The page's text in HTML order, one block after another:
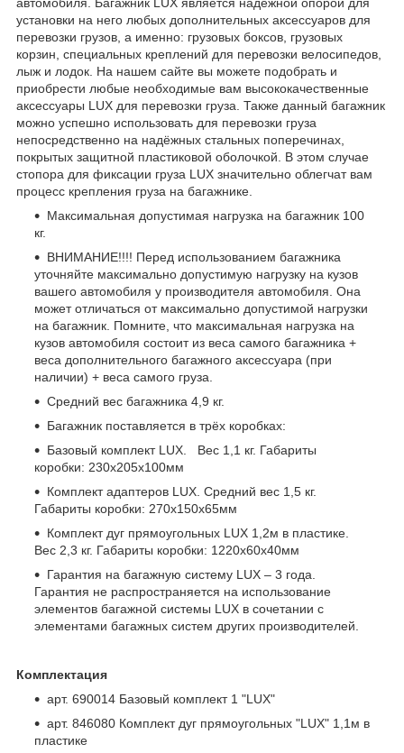
автомобиля. Багажник LUX является надёжной опорой для
установки на него любых дополнительных аксессуаров для
перевозки грузов, а именно: грузовых боксов, грузовых
корзин, специальных креплений для перевозки велосипедов,
лыж и лодок. На нашем сайте вы можете подобрать и
приобрести любые необходимые вам высококачественные
аксессуары LUX для перевозки груза. Также данный багажник
можно успешно использовать для перевозки груза
непосредственно на надёжных стальных поперечинах,
покрытых защитной пластиковой оболочкой. В этом случае
стопора для фиксации груза LUX значительно облегчат вам
процесс крепления груза на багажнике.
Максимальная допустимая нагрузка на багажник 100
кг.
ВНИМАНИЕ!!!! Перед использованием багажника
уточняйте максимально допустимую нагрузку на кузов
вашего автомобиля у производителя автомобиля. Она
может отличаться от максимально допустимой нагрузки
на багажник. Помните, что максимальная нагрузка на
кузов автомобиля состоит из веса самого багажника +
веса дополнительного багажного аксессуара (при
наличии) + веса самого груза.
Средний вес багажника 4,9 кг.
Багажник поставляется в трёх коробках:
Базовый комплект LUX. Вес 1,1 кг. Габариты
коробки: 230х205х100мм
Комплект адаптеров LUX. Средний вес 1,5 кг.
Габариты коробки: 270х150х65мм
Комплект дуг прямоугольных LUX 1,2м в пластике.
Вес 2,3 кг. Габариты коробки: 1220х60х40мм
Гарантия на багажную систему LUX – 3 года.
Гарантия не распространяется на использование
элементов багажной системы LUX в сочетании с
элементами багажных систем других производителей.
Комплектация
арт. 690014 Базовый комплект 1 "LUX"
арт. 846080 Комплект дуг прямоугольных "LUX" 1,1м в
пластике